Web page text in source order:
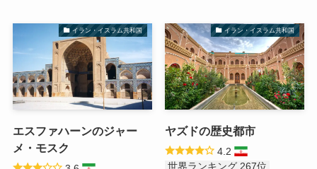
イラン・イスラム共和国
エスファハーンのジャー
メ・モスク
イラン・イスラム共和国
ヤズドの歴史都市
4.2
世界ランキング 267位